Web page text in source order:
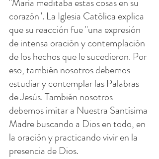
corazón". La Iglesia Católica explica
que su reacción fue "una expresión
de intensa oración y contemplación
de los hechos que le sucedieron. Por
eso, también nosotros debemos
estudiar y contemplar las Palabras
de Jesús. También nosotros
debemos imitar a Nuestra Santísima
Madre buscando a Dios en todo, en
la oración y practicando vivir en la
presencia de Dios.